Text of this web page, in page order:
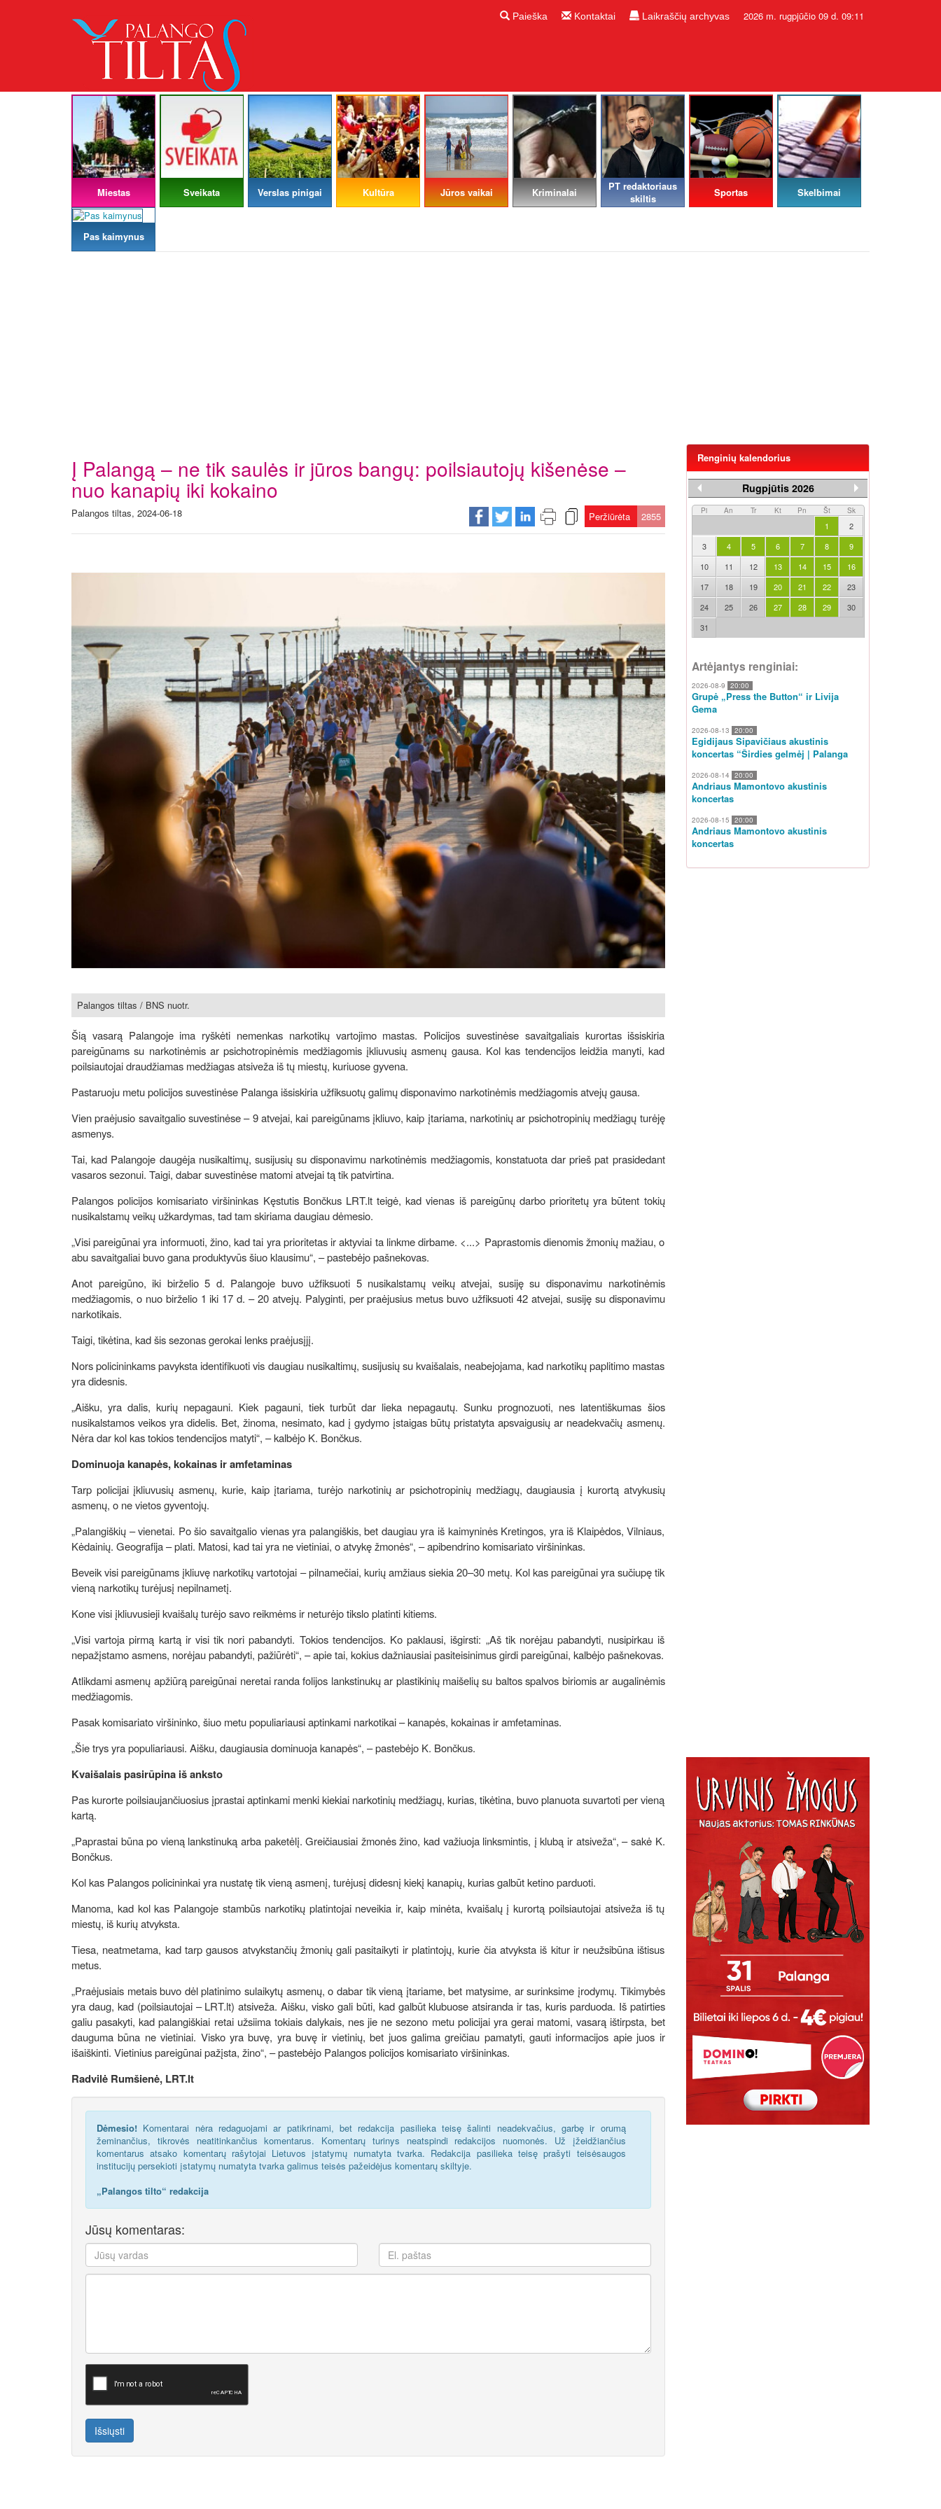
Paieška Kontaktai Laikraščių archyvas 2026 m. rugpjūčio 09 d. 09:11
Miestas Sveikata Verslas pinigai Kultūra Jūros vaikai Kriminalai
PT redaktoriaus
skiltis
Sportas Skelbimai
Pas kaimynus
Į Palangą – ne tik saulės ir jūros bangų: poilsiautojų kišenėse –
nuo kanapių iki kokaino
Palangos tiltas, 2024-06-18 Peržiūrėta 2855
Palangos tiltas / BNS nuotr.
Šią vasarą Palangoje ima ryškėti nemenkas narkotikų vartojimo mastas. Policijos suvestinėse savaitgaliais kurortas išsiskiria
pareigūnams su narkotinėmis ar psichotropinėmis medžiagomis įkliuvusių asmenų gausa. Kol kas tendencijos leidžia manyti, kad
poilsiautojai draudžiamas medžiagas atsiveža iš tų miestų, kuriuose gyvena.
Pastaruoju metu policijos suvestinėse Palanga išsiskiria užfiksuotų galimų disponavimo narkotinėmis medžiagomis atvejų gausa.
Vien praėjusio savaitgalio suvestinėse – 9 atvejai, kai pareigūnams įkliuvo, kaip įtariama, narkotinių ar psichotropinių medžiagų turėję
asmenys.
Tai, kad Palangoje daugėja nusikaltimų, susijusių su disponavimu narkotinėmis medžiagomis, konstatuota dar prieš pat prasidedant
vasaros sezonui. Taigi, dabar suvestinėse matomi atvejai tą tik patvirtina.
Palangos policijos komisariato viršininkas Kęstutis Bončkus LRT.lt teigė, kad vienas iš pareigūnų darbo prioritetų yra būtent tokių
nusikalstamų veikų užkardymas, tad tam skiriama daugiau dėmesio.
„Visi pareigūnai yra informuoti, žino, kad tai yra prioritetas ir aktyviai ta linkme dirbame. <...> Paprastomis dienomis žmonių mažiau, o
abu savaitgaliai buvo gana produktyvūs šiuo klausimu“, – pastebėjo pašnekovas.
Anot pareigūno, iki birželio 5 d. Palangoje buvo užfiksuoti 5 nusikalstamų veikų atvejai, susiję su disponavimu narkotinėmis
medžiagomis, o nuo birželio 1 iki 17 d. – 20 atvejų. Palyginti, per praėjusius metus buvo užfiksuoti 42 atvejai, susiję su disponavimu
narkotikais.
Taigi, tikėtina, kad šis sezonas gerokai lenks praėjusįjį.
Nors policininkams pavyksta identifikuoti vis daugiau nusikaltimų, susijusių su kvaišalais, neabejojama, kad narkotikų paplitimo mastas
yra didesnis.
„Aišku, yra dalis, kurių nepagauni. Kiek pagauni, tiek turbūt dar lieka nepagautų. Sunku prognozuoti, nes latentiškumas šios
nusikalstamos veikos yra didelis. Bet, žinoma, nesimato, kad į gydymo įstaigas būtų pristatyta apsvaigusių ar neadekvačių asmenų.
Nėra dar kol kas tokios tendencijos matyti“, – kalbėjo K. Bončkus.
Dominuoja kanapės, kokainas ir amfetaminas
Tarp policijai įkliuvusių asmenų, kurie, kaip įtariama, turėjo narkotinių ar psichotropinių medžiagų, daugiausia į kurortą atvykusių
asmenų, o ne vietos gyventojų.
„Palangiškių – vienetai. Po šio savaitgalio vienas yra palangiškis, bet daugiau yra iš kaimyninės Kretingos, yra iš Klaipėdos, Vilniaus,
Kėdainių. Geografija – plati. Matosi, kad tai yra ne vietiniai, o atvykę žmonės“, – apibendrino komisariato viršininkas.
Beveik visi pareigūnams įkliuvę narkotikų vartotojai – pilnamečiai, kurių amžiaus siekia 20–30 metų. Kol kas pareigūnai yra sučiupę tik
vieną narkotikų turėjusį nepilnametį.
Kone visi įkliuvusieji kvaišalų turėjo savo reikmėms ir neturėjo tikslo platinti kitiems.
„Visi vartoja pirmą kartą ir visi tik nori pabandyti. Tokios tendencijos. Ko paklausi, išgirsti: „Aš tik norėjau pabandyti, nusipirkau iš
nepažįstamo asmens, norėjau pabandyti, pažiūrėti“, – apie tai, kokius dažniausiai pasiteisinimus girdi pareigūnai, kalbėjo pašnekovas.
Atlikdami asmenų apžiūrą pareigūnai neretai randa folijos lankstinukų ar plastikinių maišelių su baltos spalvos biriomis ar augalinėmis
medžiagomis.
Pasak komisariato viršininko, šiuo metu populiariausi aptinkami narkotikai – kanapės, kokainas ir amfetaminas.
„Šie trys yra populiariausi. Aišku, daugiausia dominuoja kanapės“, – pastebėjo K. Bončkus.
Kvaišalais pasirūpina iš anksto
Pas kurorte poilsiaujančiuosius įprastai aptinkami menki kiekiai narkotinių medžiagų, kurias, tikėtina, buvo planuota suvartoti per vieną
kartą.
„Paprastai būna po vieną lankstinuką arba paketėlį. Greičiausiai žmonės žino, kad važiuoja linksmintis, į klubą ir atsiveža“, – sakė K.
Bončkus.
Kol kas Palangos policininkai yra nustatę tik vieną asmenį, turėjusį didesnį kiekį kanapių, kurias galbūt ketino parduoti.
Manoma, kad kol kas Palangoje stambūs narkotikų platintojai neveikia ir, kaip minėta, kvaišalų į kurortą poilsiautojai atsiveža iš tų
miestų, iš kurių atvyksta.
Tiesa, neatmetama, kad tarp gausos atvykstančių žmonių gali pasitaikyti ir platintojų, kurie čia atvyksta iš kitur ir neužsibūna ištisus
metus.
„Praėjusiais metais buvo dėl platinimo sulaikytų asmenų, o dabar tik vieną įtariame, bet matysime, ar surinksime įrodymų. Tikimybės
yra daug, kad (poilsiautojai – LRT.lt) atsiveža. Aišku, visko gali būti, kad galbūt klubuose atsiranda ir tas, kuris parduoda. Iš patirties
galiu pasakyti, kad palangiškiai retai užsiima tokiais dalykais, nes jie ne sezono metu policijai yra gerai matomi, vasarą ištirpsta, bet
dauguma būna ne vietiniai. Visko yra buvę, yra buvę ir vietinių, bet juos galima greičiau pamatyti, gauti informacijos apie juos ir
išaiškinti. Vietinius pareigūnai pažįsta, žino“, – pastebėjo Palangos policijos komisariato viršininkas.
Radvilė Rumšienė, LRT.lt
Dėmesio! Komentarai nėra redaguojami ar patikrinami, bet redakcija pasilieka teisę šalinti neadekvačius, garbę ir orumą
žeminančius, tikrovės neatitinkančius komentarus. Komentarų turinys neatspindi redakcijos nuomonės. Už įžeidžiančius
komentarus atsako komentarų rašytojai Lietuvos įstatymų numatyta tvarka. Redakcija pasilieka teisę prašyti teisėsaugos
institucijų persekioti įstatymų numatyta tvarka galimus teisės pažeidėjus komentarų skiltyje.
„Palangos tilto“ redakcija
Jūsų komentaras:
Išsiųsti
Renginių kalendorius
Rugpjūtis 2026
Pi An Tr Kt Pn Št Sk
1
2
3
4 5 6 7 8
9
10
11 12 13 14 15
16
17
18 19 20 21 22
23
24
25 26 27 28 29
30
31
Artėjantys renginiai:
2026-08-9 20:00
Grupė „Press the Button“ ir Livija
Gema
2026-08-13 20:00
Egidijaus Sipavičiaus akustinis
koncertas “Širdies gelmėj | Palanga
2026-08-14 20:00
Andriaus Mamontovo akustinis
koncertas
2026-08-15 20:00
Andriaus Mamontovo akustinis
koncertas